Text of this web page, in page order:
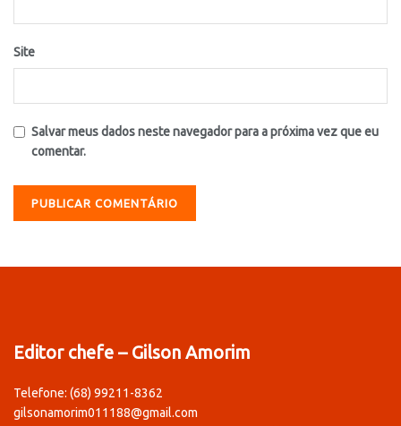
Site
Salvar meus dados neste navegador para a próxima vez que eu
comentar.
Editor chefe – Gilson Amorim
Telefone: (68) 99211-8362
gilsonamorim011188@gmail.com